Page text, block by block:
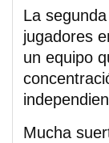
La
jugadores
un equipo
Mucha